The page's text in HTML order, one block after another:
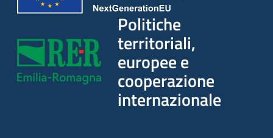
Politiche
territoriali,
europee e
cooperazione
internazionale